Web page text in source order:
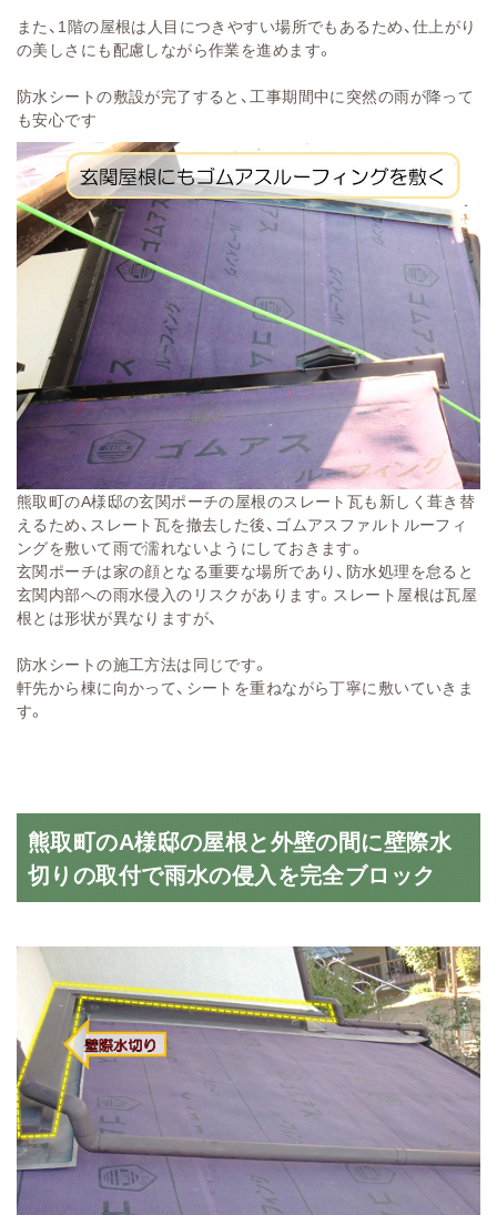
また、1階の屋根は人目につきやすい場所でもあるため、仕上がり
の美しさにも配慮しながら作業を進めます。
防水シートの敷設が完了すると、工事期間中に突然の雨が降って
も安心です
熊取町のA様邸の玄関ポーチの屋根のスレート瓦も新しく葺き替
えるため、スレート瓦を撤去した後、ゴムアスファルトルーフィ
ングを敷いて雨で濡れないようにしておきます。
玄関ポーチは家の顔となる重要な場所であり、防水処理を怠ると
玄関内部への雨水侵入のリスクがあります。スレート屋根は瓦屋
根とは形状が異なりますが、
防水シートの施工方法は同じです。
軒先から棟に向かって、シートを重ねながら丁寧に敷いていきま
す。
熊取町のA様邸の屋根と外壁の間に壁際水
切りの取付で雨水の侵入を完全ブロック